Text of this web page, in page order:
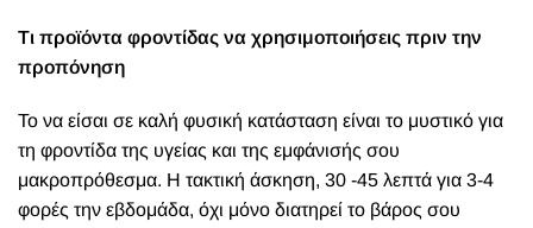
Τι προϊόντα φροντίδας να χρησιμοποιήσεις πριν την
προπόνηση
Το να είσαι σε καλή φυσική κατάσταση είναι το μυστικό για
τη φροντίδα της υγείας και της εμφάνισής σου
μακροπρόθεσμα. Η τακτική άσκηση, 30 -45 λεπτά για 3-4
φορές την εβδομάδα, όχι μόνο διατηρεί το βάρος σου